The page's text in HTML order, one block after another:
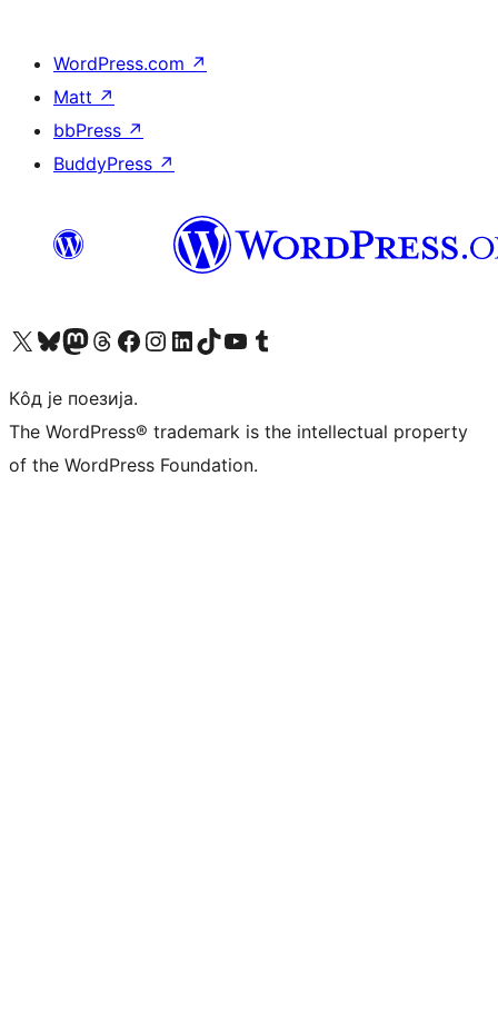
WordPress.com ↗
Matt ↗
bbPress ↗
BuddyPress ↗
Visit our X (formerly Twitter) account
Посетите наш Bluesky налог
Visit our Mastodon account
Посетите наш налог на Threads-у Visit our Facebook page
Посетите наш Инстаграм налог
Visit our LinkedIn account
Посетите наш TikTok налог
Visit our YouTube channel
Посетите наш Tumblr налог
Кôд је поезија.
The WordPress® trademark is the intellectual property
of the WordPress Foundation.